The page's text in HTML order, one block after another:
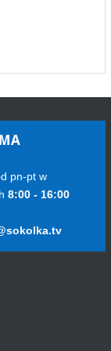
pn-pt w
8:00 - 16:00